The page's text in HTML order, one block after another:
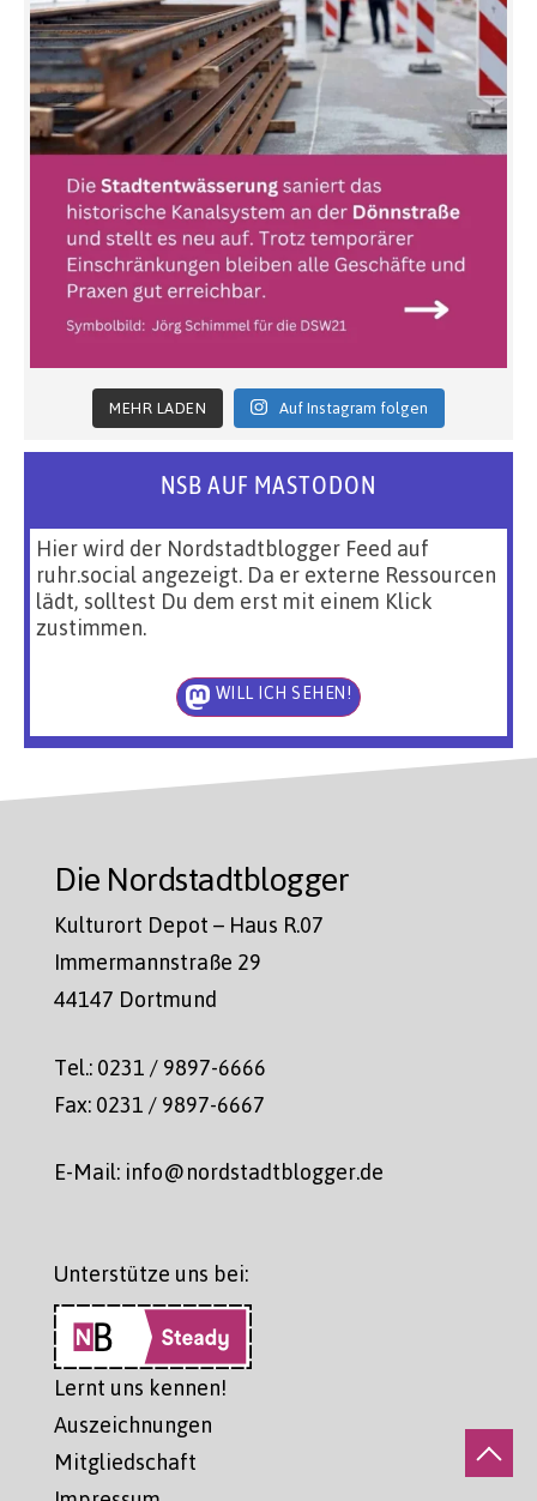
MEHR LADEN Auf Instagram folgen
NSB AUF MASTODON
Hier wird der Nordstadtblogger Feed auf
ruhr.social angezeigt. Da er externe Ressourcen
lädt, solltest Du dem erst mit einem Klick
zustimmen.
WILL ICH SEHEN!
Die Nordstadtblogger
Kulturort Depot – Haus R.07
Immermannstraße 29
44147 Dortmund
Tel.: 0231 / 9897-6666
Fax: 0231 / 9897-6667
E-Mail: info@nordstadtblogger.de
Unterstütze uns bei:
Lernt uns kennen!
Auszeichnungen
Mitgliedschaft